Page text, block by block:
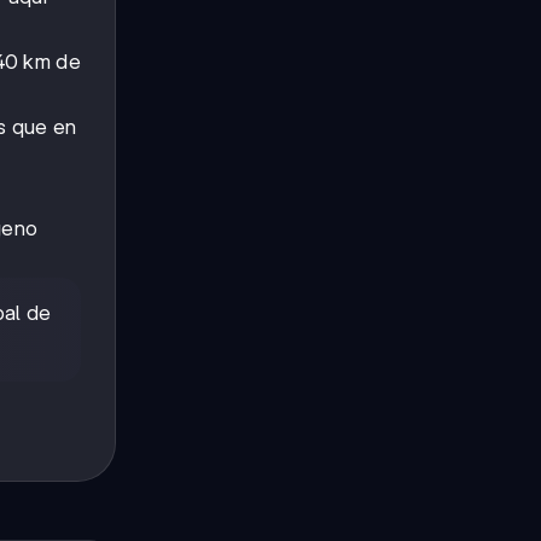
km de
que en
de